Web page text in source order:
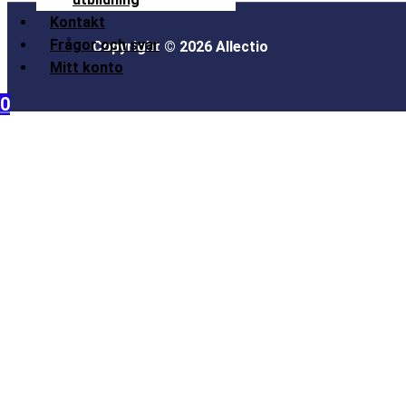
Kontakt
Frågor och svar
Mitt konto
0
Copyright © 2026 Allectio